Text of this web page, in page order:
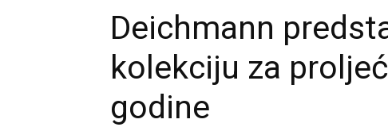
Deichmann
kolekciju za
godine